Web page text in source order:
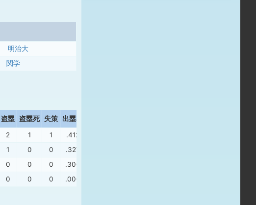
明治大
関学
盗塁 盗塁死 失策 出塁率
2 1 1 .412
1 0 0 .327
0 0 0 .300
0 0 0 .000